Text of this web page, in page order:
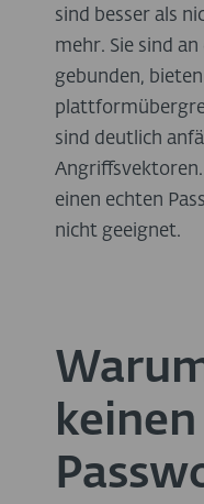
sind besser als
mehr. Sie sind
gebunden,
sind deutlich
einen echten
nicht geeignet.